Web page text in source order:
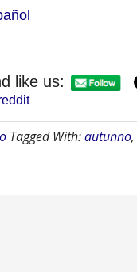
like us:
Tagged With:autunno,